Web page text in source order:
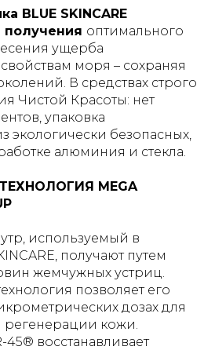
BLUE SKINCARE
получения оптимального
ущерба
моря – сохраняя
В средствах строго
Чистой Красоты: нет
упаковка
экологически безопасных,
алюминия и стекла.
MEGA
используемый в
получают путем
жемчужных устриц.
позволяет его
дозах для
регенерации кожи.
45® восстанавливает